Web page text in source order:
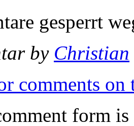
gesperrt
by Christian
comments on
form